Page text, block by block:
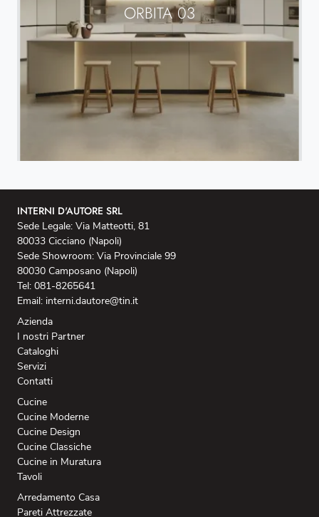
ORBITA 03
INTERNI D'AUTORE SRL
Sede Legale: Via Matteotti, 81
80033 Cicciano (Napoli)
Sede Showroom: Via Provinciale 99
80030 Camposano (Napoli)
Tel: 081-8265641
Email: interni.dautore@tin.it
Azienda
I nostri Partner
Cataloghi
Servizi
Contatti
Cucine
Cucine Moderne
Cucine Design
Cucine Classiche
Cucine in Muratura
Tavoli
Arredamento Casa
Pareti Attrezzate